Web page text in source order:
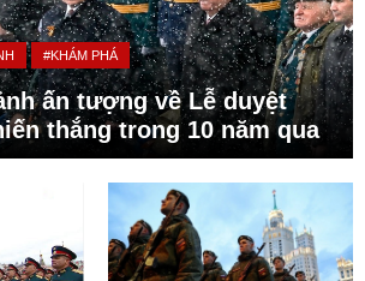
#KHÁM PHÁ
ấn tượng về Lễ duyệt
thắng trong 10 năm qua